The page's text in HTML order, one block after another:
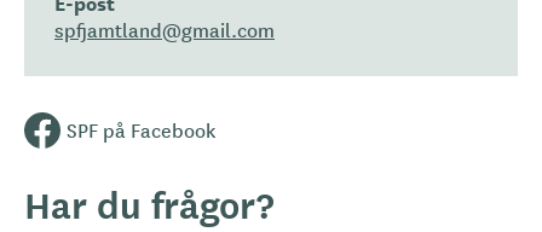
spfjamtland@gmail.com
SPF på Facebook
Har du frågor?